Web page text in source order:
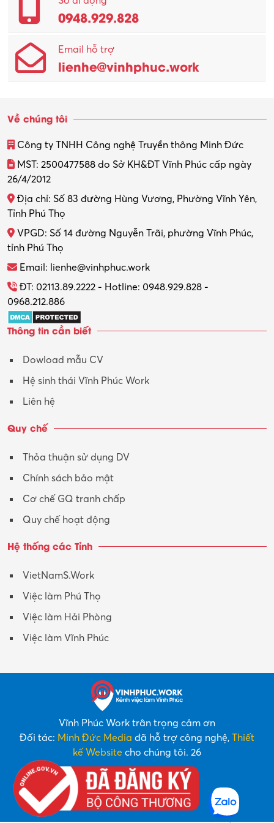
Quản lý chất lượng – QC
Quản lý sản xuất
Quản trị kinh doanh
Thiết kế nội thất
Thợ máy – Ô tô – Xe máy
Thực tập
Tổ chức sự kiện – Quà tặng
Trợ lý
Tư vấn
Tư vấn – Kiến trúc
Y tế-Dược
0948.929.828
Email hỗ trợ
lienhe@vinhphuc.work
Về chúng tôi
Công ty TNHH Công nghệ Truyền thông Minh Đức
MST: 2500477588 do Sở KH&ĐT Vĩnh Phúc cấp ngày
26/4/2012
Địa chỉ: Số 83 đường Hùng Vương, Phường Vĩnh Yên,
Tỉnh Phú Thọ
VPGD: Số 14 đường Nguyễn Trãi, phường Vĩnh Phúc,
tỉnh Phú Thọ
Email: lienhe@vinhphuc.work
ĐT: 02113.89.2222 - Hotline: 0948.929.828 -
0968.212.886
Thông tin cần biết
Dowload mẫu CV
Hệ sinh thái Vĩnh Phúc Work
Liên hệ
Quy chế
Thỏa thuận sử dụng DV
Chính sách bảo mật
Cơ chế GQ tranh chấp
Quy chế hoạt động
Hệ thống các Tỉnh
VietNamS.Work
Việc làm Phú Thọ
Việc làm Hải Phòng
Việc làm Vĩnh Phúc
Vĩnh Phúc Work trân trọng cảm ơn
Đối tác: Minh Đức Media đã hỗ trợ công nghệ, Thiết
kế Website cho chúng tôi. 26